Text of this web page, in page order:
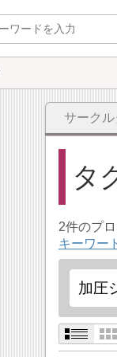
サーク
タ
2件のプ
キーワー